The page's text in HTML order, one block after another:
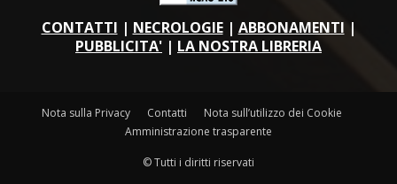
CONTATTI | NECROLOGIE| ABBONAMENTI |
PUBBLICITA' | LA NOSTRA LIBRERIA
Nota sulla Privacy Contatti
Nota sull’utilizzo dei Cookie
Amministrazione trasparente
© Tutti i diritti riservati